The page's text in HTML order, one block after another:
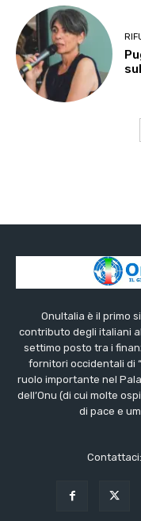
OnuItalia è il primo
contributo degli italiani
settimo posto tra i
fornitori occidentali di
ruolo importante nel
dell’Onu (di cui molte
di pace e
Contattaci: